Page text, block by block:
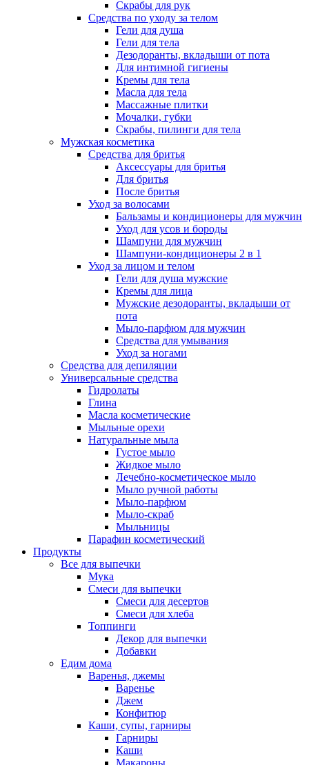
Скрабы для рук
Средства по уходу за телом
Гели для душа
Гели для тела
Дезодоранты, вкладыши от пота
Для интимной гигиены
Кремы для тела
Масла для тела
Массажные плитки
Мочалки, губки
Скрабы, пилинги для тела
Мужская косметика
Средства для бритья
Аксессуары для бритья
Для бритья
После бритья
Уход за волосами
Бальзамы и кондиционеры для мужчин
Уход для усов и бороды
Шампуни для мужчин
Шампуни-кондиционеры 2 в 1
Уход за лицом и телом
Гели для душа мужские
Кремы для лица
Мужские дезодоранты, вкладыши от
пота
Мыло-парфюм для мужчин
Средства для умывания
Уход за ногами
Средства для депиляции
Универсальные средства
Гидролаты
Глина
Масла косметические
Мыльные орехи
Натуральные мыла
Густое мыло
Жидкое мыло
Лечебно-косметическое мыло
Мыло ручной работы
Мыло-парфюм
Мыло-скраб
Мыльницы
Парафин косметический
Продукты
Все для выпечки
Мука
Смеси для выпечки
Смеси для десертов
Смеси для хлеба
Топпинги
Декор для выпечки
Добавки
Едим дома
Варенья, джемы
Варенье
Джем
Конфитюр
Каши, супы, гарниры
Гарниры
Каши
Макароны